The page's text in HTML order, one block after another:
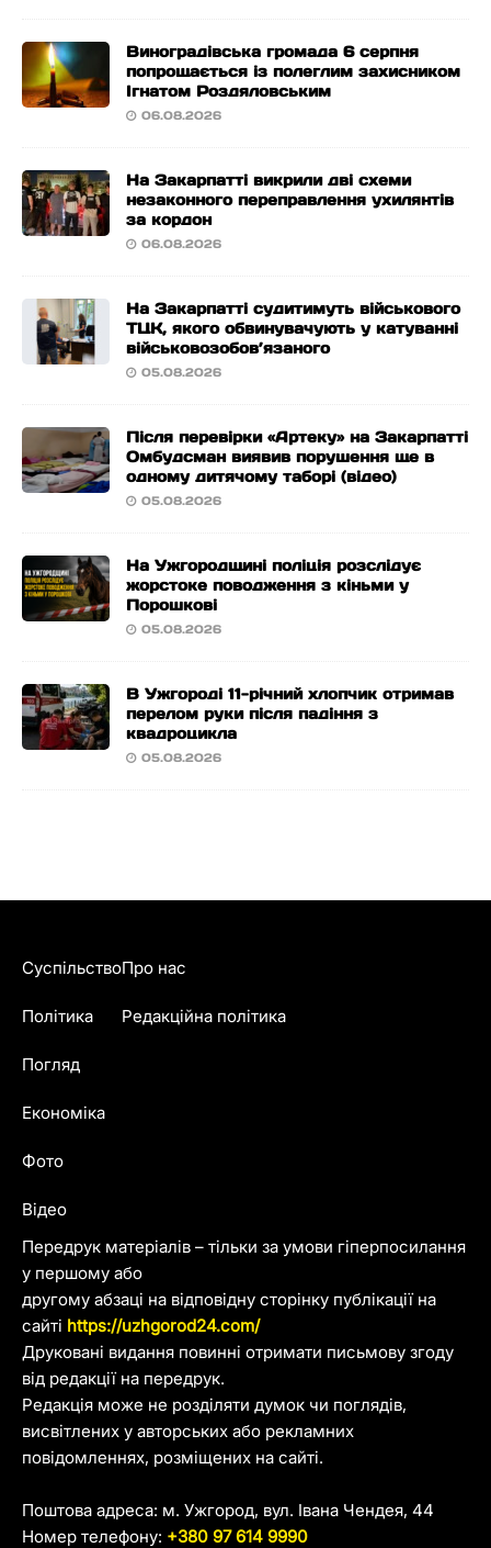
Виноградівська громада 6 серпня
попрощається із полеглим захисником
Ігнатом Роздяловським
06.08.2026
На Закарпатті викрили дві схеми
незаконного переправлення ухилянтів
за кордон
06.08.2026
На Закарпатті судитимуть військового
ТЦК, якого обвинувачують у катуванні
військовозобов’язаного
05.08.2026
Після перевірки «Артеку» на Закарпатті
Омбудсман виявив порушення ще в
одному дитячому таборі (відео)
05.08.2026
На Ужгородщині поліція розслідує
жорстоке поводження з кіньми у
Порошкові
05.08.2026
В Ужгороді 11-річний хлопчик отримав
перелом руки після падіння з
квадроцикла
05.08.2026
Передрук матеріалів – тільки за умови гіперпосилання
у першому або
другому абзаці на відповідну сторінку публікації на
сайті https://uzhgorod24.com/
Друковані видання повинні отримати письмову згоду
від редакції на передрук.
Редакція може не розділяти думок чи поглядів,
висвітлених у авторських або рекламних
повідомленнях, розміщених на сайті.
Поштова адреса: м. Ужгород, вул. Івана Чендея, 44
Номер телефону: +380 97 614 9990
Суспільство
Політика
Погляд
Економіка
Фото
Відео
Про нас
Редакційна політика